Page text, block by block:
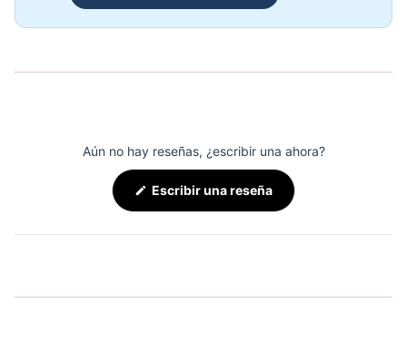
Aún no hay reseñas, ¿escribir una ahora?
Escribir una reseña(Se
abre
en
nueva